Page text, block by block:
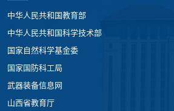
中华人民共和国教育部
中华人民共和国科学技术部
国家自然科学基金委
国家国防科工局
武器装备信息网
山西省教育厅